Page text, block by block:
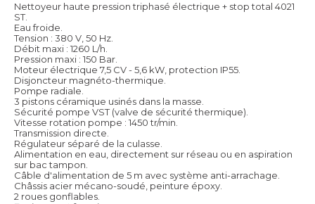
Nettoyeur haute pression triphasé électrique + stop total 4021
ST.
Eau froide.
Tension : 380 V, 50 Hz.
Débit maxi : 1260 L/h.
Pression maxi : 150 Bar.
Moteur électrique 7,5 CV - 5,6 kW, protection IP55.
Disjoncteur magnéto-thermique.
Pompe radiale.
3 pistons céramique usinés dans la masse.
Sécurité pompe VST (valve de sécurité thermique).
Vitesse rotation pompe : 1450 tr/min.
Transmission directe.
Régulateur séparé de la culasse.
Alimentation en eau, directement sur réseau ou en aspiration
sur bac tampon.
Câble d'alimentation de 5 m avec système anti-arrachage.
Châssis acier mécano-soudé, peinture époxy.
2 roues gonflables.